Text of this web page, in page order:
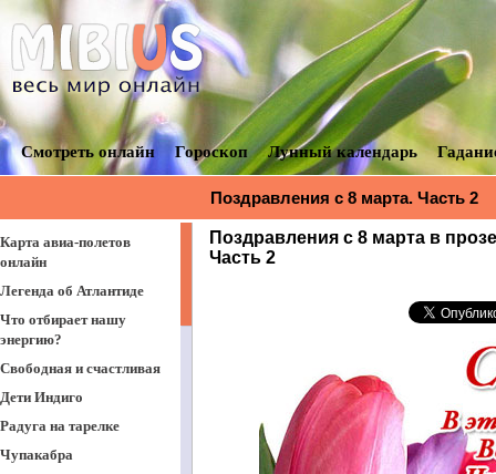
Смотреть онлайн Гороскоп Лунный календарь
Поздравления с 8 марта. Часть 2
Поздравления с 8 марта в
Часть 2
Карта авиа-полетов
онлайн
Легенда об Атлантиде
Что отбирает нашу
энергию?
Свободная и счастливая
Дети Индиго
Радуга на тарелке
Чупакабра